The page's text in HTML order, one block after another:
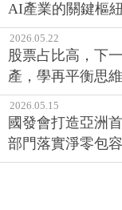
AI產業的關鍵樞紐
2026.05.22
股票占比高，下
產，學再平衡思維
2026.05.15
國發會打造亞洲
部門落實淨零包